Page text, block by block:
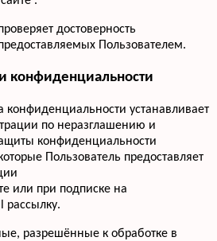
достоверность
Пользователем.
конфиденциальности
конфиденциальности устанавливает
по неразглашению и
конфиденциальности
Пользователь предоставляет
или при подписке на
разрешённые к обработке в